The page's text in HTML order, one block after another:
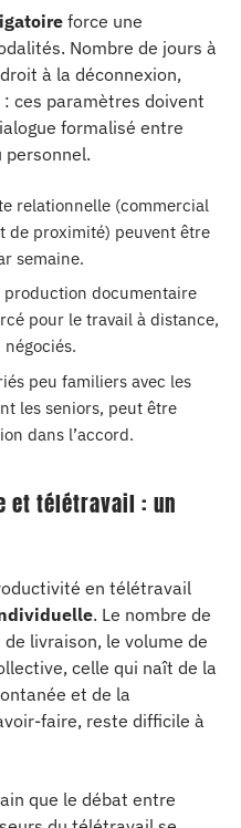
force une
Nombre de jours à
à la déconnexion,
ces paramètres doivent
formalisé entre
relationnelle (commercial
de proximité) peuvent être
semaine.
production documentaire
pour le travail à distance,
peu familiers avec les
les seniors, peut être
dans l’accord.
et télétravail : un
en télétravail
. Le nombre de
livraison, le volume de
celle qui naît de la
et de la
faire, reste difficile à
que le débat entre